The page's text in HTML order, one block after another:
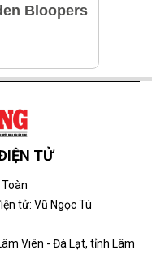
TỬ
tử: Vũ Ngọc Tú
Viên - Đà Lạt, tỉnh Lâm